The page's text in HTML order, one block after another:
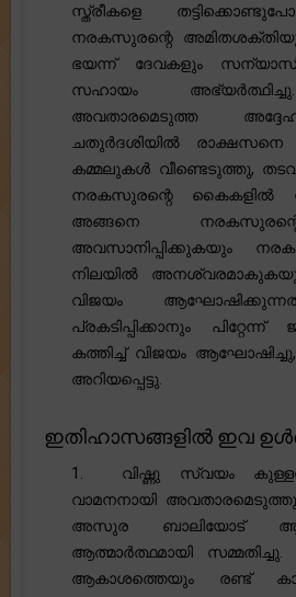
സ്ത്രീകളെ
നരകസുരന്റെ
ഭയന്ന് ദേവകളും
സഹായം
അവതാരമെടുത്ത
ചതുർദശിയിൽ രാക്ഷസനെ
കമ്മലുകൾ വീണ്ടെടുത്തു,
നരകസുരന്റെ കൈകളിൽ
അങ്ങനെ
അവസാനിപ്പിക്കുകയും
നിലയിൽ
വിജയം
പ്രകടിപ്പിക്കാനും
കത്തിച്ച് വിജയം
അറിയപ്പെട്ടു.
ഇതിഹാസങ്ങളിൽ ഇവ
1. വിഷ്ണു സ്വയം
വാമനനായി
അസുര ബാലിയോട്
ആത്മാർത്ഥമായി
ആകാശത്തെയും രണ്ട്